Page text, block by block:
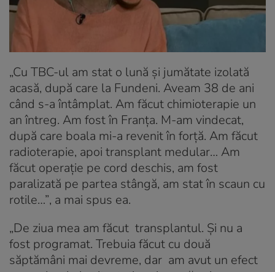
„Cu TBC-ul am stat o lună și jumătate izolată
acasă, după care la Fundeni. Aveam 38 de ani
când s-a întâmplat. Am făcut chimioterapie un
an întreg. Am fost în Franța. M-am vindecat,
după care boala mi-a revenit în forță. Am făcut
radioterapie, apoi transplant medular… Am
făcut operație pe cord deschis, am fost
paralizată pe partea stângă, am stat în scaun cu
rotile…”, a mai spus ea.
„De ziua mea am făcut transplantul. Și nu a
fost programat. Trebuia făcut cu două
săptămâni mai devreme, dar am avut un efect